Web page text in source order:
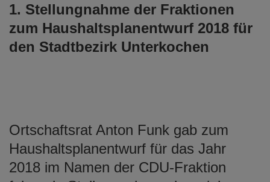
1. Stellungnahme der Fraktionen
zum Haushaltsplanentwurf 2018 für
den Stadtbezirk Unterkochen
Ortschaftsrat Anton Funk gab zum
Haushaltsplanentwurf für das Jahr
2018 im Namen der CDU-Fraktion